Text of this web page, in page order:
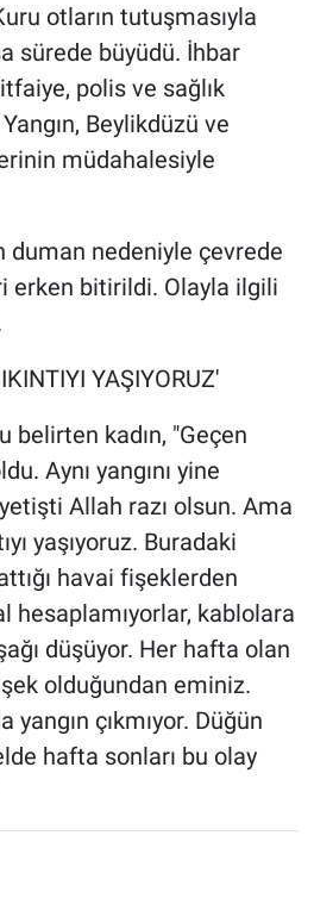
otların tutuşmasıyla
sürede büyüdü. İhbar
polis ve sağlık
Beylikdüzü ve
müdahalesiyle
duman nedeniyle çevrede
erken bitirildi. Olayla ilgili
YAŞIYORUZ'
belirten kadın, "Geçen
Aynı yangını yine
Allah razı olsun. Ama
yaşıyoruz. Buradaki
havai fişeklerden
hesaplamıyorlar, kablolara
düşüyor. Her hafta olan
olduğundan eminiz.
yangın çıkmıyor. Düğün
hafta sonları bu olay